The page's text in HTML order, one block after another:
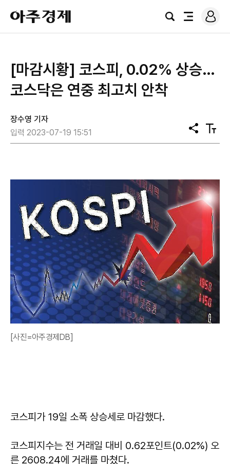
아
주
경
검
전
로
그
[마감시황] 코스피, 0.02% 상승…
코스닥은 연중 최고치 안착
장수영 기자
입력 2023-07-19 15:51
공
유
텍
스
[사진=아주경제DB]
코스피가 19일 소폭 상승세로 마감했다.
코스피지수는 전 거래일 대비 0.62포인트(0.02%) 오
른 2608.24에 거래를 마쳤다.